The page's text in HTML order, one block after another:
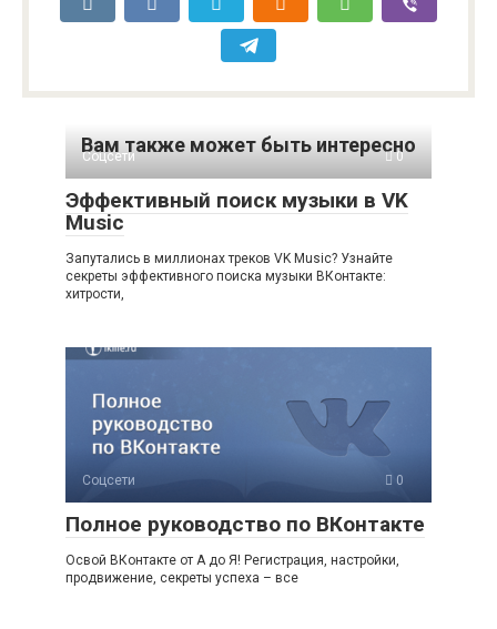
Вам также может быть интересно
Соцсети 0
Эффективный поиск музыки в VK
Music
Запутались в миллионах треков VK Music? Узнайте
секреты эффективного поиска музыки ВКонтакте:
хитрости,
Соцсети 0
Полное руководство по ВКонтакте
Освой ВКонтакте от А до Я! Регистрация, настройки,
продвижение, секреты успеха – все